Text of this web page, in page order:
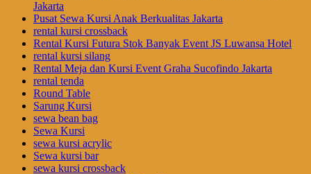
Jakarta
Pusat Sewa Kursi Anak Berkualitas Jakarta
rental kursi crossback
Rental Kursi Futura Stok Banyak Event JS Luwansa Hotel
rental kursi silang
Rental Meja dan Kursi Event Graha Sucofindo Jakarta
rental tenda
Round Table
Sarung Kursi
sewa bean bag
Sewa Kursi
sewa kursi acrylic
Sewa kursi bar
sewa kursi crossback